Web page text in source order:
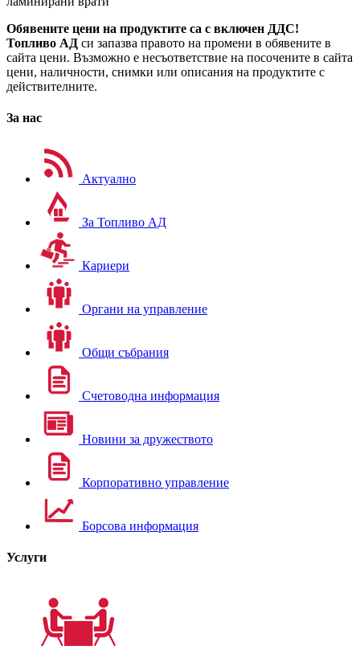
Обявените цени на продуктите са с включен ДДС!
Топливо АД си запазва правото на промени в обявените в
сайта цени. Възможно е несъответствие на посочените в сайта
цени, наличности, снимки или описания на продуктите с
действителните.
За нас
Актуално
За Топливо АД
Кариери
Органи на управление
Общи събрания
Счетоводна информация
Новини за дружеството
Корпоративно управление
Борсова информация
Услуги